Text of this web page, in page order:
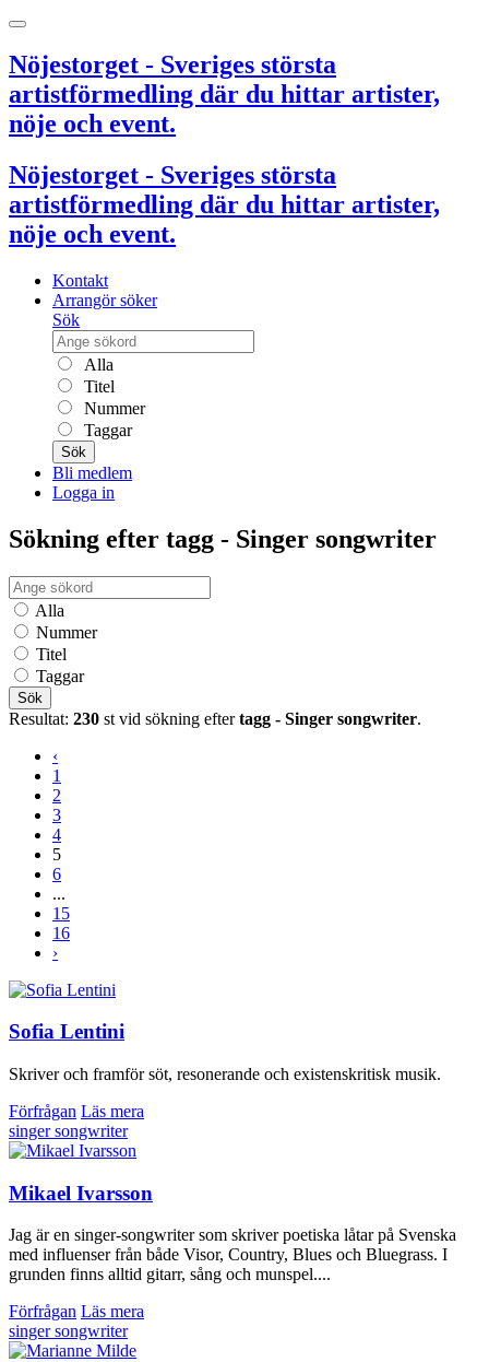
Nöjestorget - Sveriges största
artistförmedling där du hittar artister,
nöje och event.
Nöjestorget - Sveriges största
artistförmedling där du hittar artister,
nöje och event.
Kontakt
Arrangör söker
Sök
Alla
Titel
Nummer
Taggar
Sök
Bli medlem
Logga in
Sökning efter tagg - Singer songwriter
Alla
Nummer
Titel
Taggar
Sök
Resultat: 230 st vid sökning eftertagg - Singer songwriter.
‹
1
2
3
4
5
6
...
15
16
›
Sofia Lentini
Skriver och framför söt, resonerande och existenskritisk musik.
Förfrågan Läs mera
singer songwriter
Mikael Ivarsson
Jag är en singer-songwriter som skriver poetiska låtar på Svenska
med influenser från både Visor, Country, Blues och Bluegrass. I
grunden finns alltid gitarr, sång och munspel....
Förfrågan Läs mera
singer songwriter